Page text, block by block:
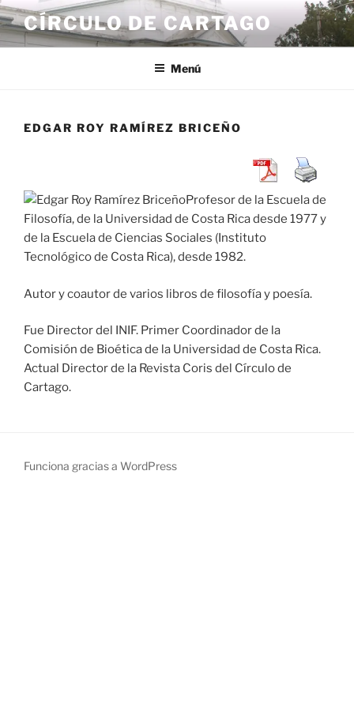
Saltar
al
contenido
CÍRCULO DE CARTAGO
Menú
EDGAR ROY RAMÍREZ BRICEÑO
Profesor de la Escuela de
Filosofía, de la Universidad de Costa Rica desde 1977 y
de la Escuela de Ciencias Sociales (Instituto
Tecnológico de Costa Rica), desde 1982.
Autor y coautor de varios libros de filosofía y poesía.
Fue Director del INIF. Primer Coordinador de la
Comisión de Bioética de la Universidad de Costa Rica.
Actual Director de la Revista Coris del Círculo de
Cartago.
Funciona gracias a WordPress